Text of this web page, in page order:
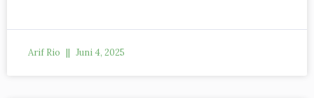
Arif Rio Juni 4, 2025